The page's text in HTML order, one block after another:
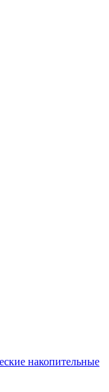
накопительные